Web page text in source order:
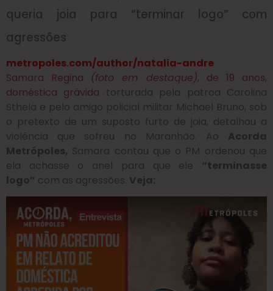
queria joia para “terminar logo” com
agressões
metropoles.com/author/natalia-andre
Samara Regina (foto em destaque), de 19 anos,
doméstica grávida torturada pela patroa Carolina
Sthela e pelo amigo policial militar Michael Bruno, sob
o pretexto de um suposto furto de joia, detalhou a
violência que sofreu no Maranhão. Ao Acorda
Metrópoles, Samara contou que o PM ordenou que
ela achasse o anel para que ele “terminasse
logo” com as agressões. Veja: